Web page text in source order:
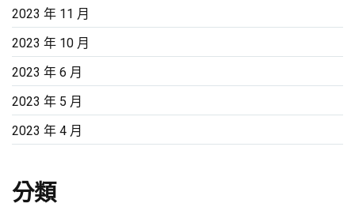
2023 年 11 月
2023 年 10 月
2023 年 6 月
2023 年 5 月
2023 年 4 月
分類